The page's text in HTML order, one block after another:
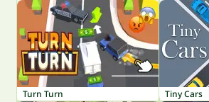
Turn Turn Tiny Cars